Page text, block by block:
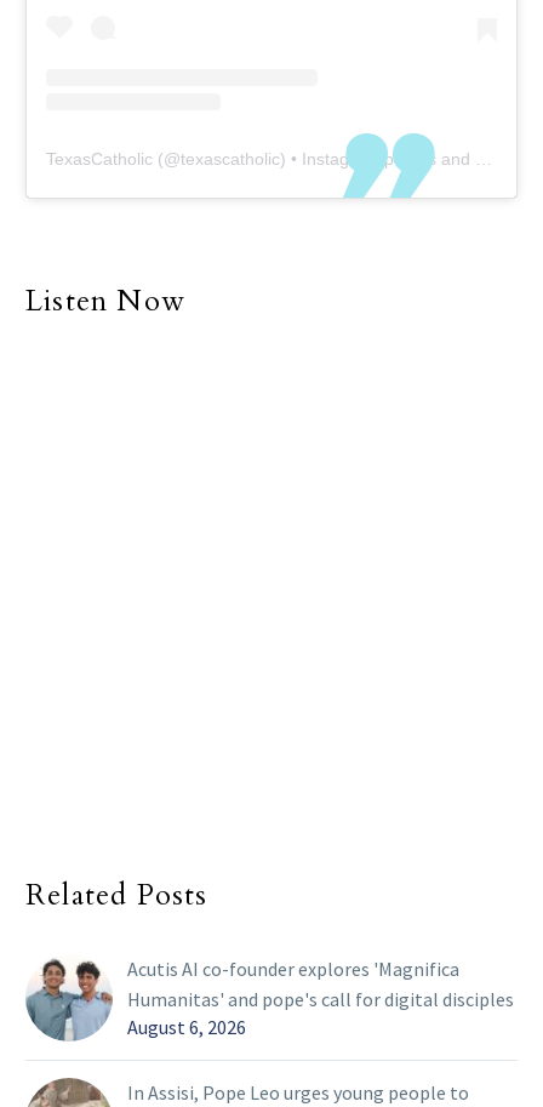
TexasCatholic (@texascatholic) • Instagram photos and videos
Listen Now
Related Posts
Acutis AI co-founder explores 'Magnifica
Humanitas' and pope's call for digital disciples
August 6, 2026
In Assisi, Pope Leo urges young people to